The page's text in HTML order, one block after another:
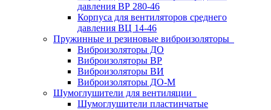
давления ВР 280-46
Корпуса для вентиляторов среднего
давления ВЦ 14-46
Пружинные и резиновые виброизоляторы
Виброизоляторы ДО
Виброизоляторы ВР
Виброизоляторы ВИ
Виброизоляторы ДО-М
Шумоглушители для вентиляции
Шумоглушители пластинчатые